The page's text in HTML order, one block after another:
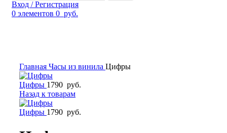
Вход / Регистрация
0 элементов 0 руб.
Главная Часы из винила Цифры
Цифры 1790 руб.
Назад к товарам
Цифры 1790 руб.